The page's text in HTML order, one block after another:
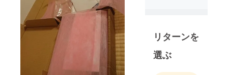
リターンを
選ぶ